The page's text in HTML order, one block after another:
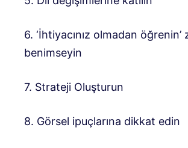
6. ‘İhtiyacınız olmadan
benimseyin
7. Strateji Oluşturun
8. Görsel ipuçlarına dikkat edin